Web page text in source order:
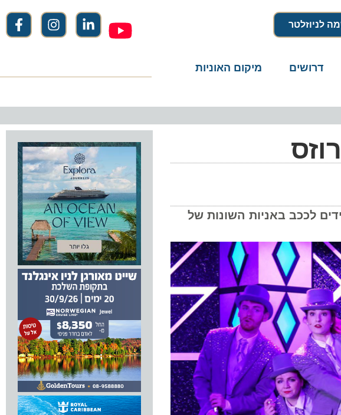
דרושים מיקום האוניות
באניות השונות של